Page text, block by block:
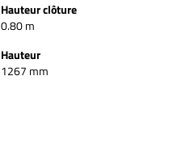
Hauteur clôture
0.80 m
Hauteur
1267 mm